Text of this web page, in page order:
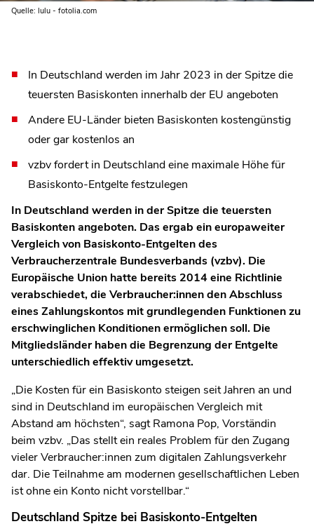
Quelle: lulu - fotolia.com
In Deutschland werden im Jahr 2023 in der Spitze die
teuersten Basiskonten innerhalb der EU angeboten
Andere EU-Länder bieten Basiskonten kostengünstig
oder gar kostenlos an
vzbv fordert in Deutschland eine maximale Höhe für
Basiskonto-Entgelte festzulegen
In Deutschland werden in der Spitze die teuersten
Basiskonten angeboten. Das ergab ein europaweiter
Vergleich von Basiskonto-Entgelten des
Verbraucherzentrale Bundesverbands (vzbv). Die
Europäische Union hatte bereits 2014 eine Richtlinie
verabschiedet, die Verbraucher:innen den Abschluss
eines Zahlungskontos mit grundlegenden Funktionen zu
erschwinglichen Konditionen ermöglichen soll. Die
Mitgliedsländer haben die Begrenzung der Entgelte
unterschiedlich effektiv umgesetzt.
„Die Kosten für ein Basiskonto steigen seit Jahren an und
sind in Deutschland im europäischen Vergleich mit
Abstand am höchsten“, sagt Ramona Pop, Vorständin
beim vzbv. „Das stellt ein reales Problem für den Zugang
vieler Verbraucher:innen zum digitalen Zahlungsverkehr
dar. Die Teilnahme am modernen gesellschaftlichen Leben
ist ohne ein Konto nicht vorstellbar.“
Deutschland Spitze bei Basiskonto-Entgelten